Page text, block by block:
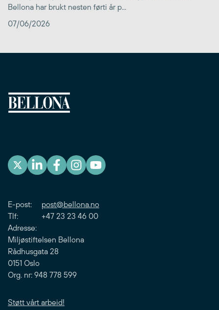
Bellona har brukt nesten førti år p...
07/06/2026
E-post: post@bellona.no
Tlf: +47 23 23 46 00
Adresse:
Miljøstiftelsen Bellona
Rådhusgata 28
0151 Oslo
Org. nr: 948 778 599
Støtt vårt arbeid!